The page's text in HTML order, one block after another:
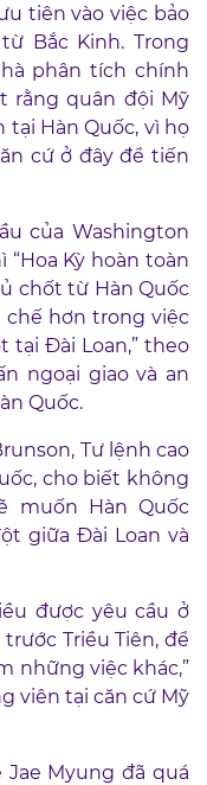
tiên vào việc bảo
Bắc Kinh. Trong
phân tích chính
rằng quân đội Mỹ
Hàn Quốc, vì họ
cứ ở đây để tiến
của Washington
Kỳ hoàn toàn
chốt từ Hàn Quốc
chế hơn trong việc
tại Đài Loan,” theo
ngoại giao và an
Quốc.
Tư lệnh cao
cho biết không
muốn Hàn Quốc
giữa Đài Loan và
được yêu cầu ở
Triều Tiên, để
những việc khác,”
viên tại căn cứ Mỹ
Jae Myung đã quá